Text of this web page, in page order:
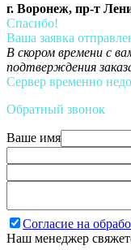
г. Воронеж, пр-т
Спасибо!
Ваша заявка
В скором времени с
подтверждения
Сервер временно
Обратный звонок
Ваше имя
Согласие на
Наш менеджер